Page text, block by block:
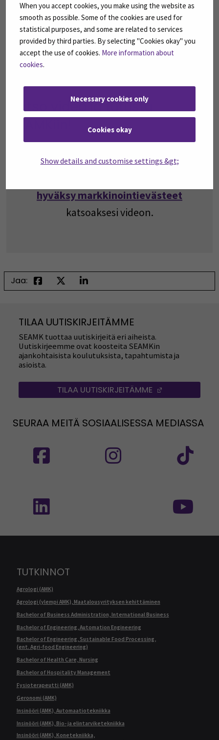
When you accept cookies, you make using the website as
smooth as possible. Some of the cookies are used for
statistical purposes, and some are related to services
provided by third parties. By selecting "Cookies okay" you
accept the use of cookies. More information about
cookies.
Necessary cookies only
Cookies okay
Show details and customise settings &gt;
palveluita.
Rekrytoi opiskelija
Voit rekrytoida opiskelijamme töihin tai
harjoitteluun julkaisemalla rekryilmoituksen
Katso video ja tutustu
hyväksy markkinointievästeet
katsoaksesi videon.
Jaa:
TILAA UUTISKIRJEITÄMME
SEAMK tuottaa uutiskirjeitä eri aiheista.
Uutiskirjeemme ovat koosteita SEAMKin
ajankohtaisista koulutuksista, tapahtumista ja
asioista.
TILAA UUTISKIRJEITÄMME
SEURAA MEITÄ SOSIAALISESSA MEDIASSA
TUTKINNOT
Agrologi (AMK)
Agrologi (ylempi AMK), Maatalousyrityksen kehittäminen
Bachelor of Business Administration, International Business
Bachelor of Engineering, Automation Engineering
Bachelor of Engineering, Sustainable Food Processing,
(ent. Agri-food Engineering)
Bachelor of Health Care, Nursing
Bachelor of Hospitality Management
Fysioterapeutti (AMK)
Geronomi (AMK)
Insinööri (AMK), Automaatiotekniikka
Insinööri (AMK), Bio- ja elintarviketekniikka
Insinööri (AMK), Konetekniikka,